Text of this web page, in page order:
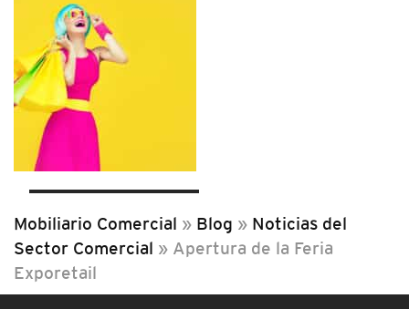
Mobiliario Comercial » Blog » Noticias del
Sector Comercial » Apertura de la Feria
Exporetail